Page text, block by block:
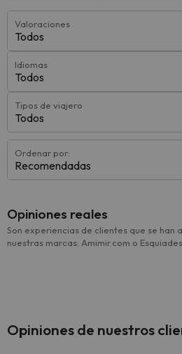
Valoraciones
Todos
Idiomas
Todos
Tipos de viajero
Todos
Ordenar por:
Recomendadas
Opiniones reales
Son experiencias de clientes que se han
nuestras marcas: Amimir.com o
Opiniones de nuestros